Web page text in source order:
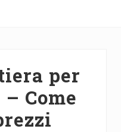
per
Come